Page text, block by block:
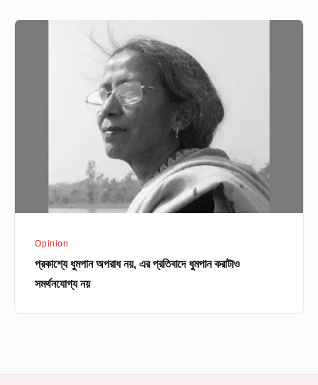
সমর্থনযোগ্য
Opinion
প্রকাশ্যে ধুমপান অপরাধ নয়, এর প্রতিবাদে ধুমপান করাটাও
সমর্থনযোগ্য নয়